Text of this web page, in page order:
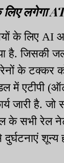
लगेगा
के लिए AI
है. जिसकी
के टक्कर
में एटीपी
जारी है. जो
के सभी रेल
शून्य